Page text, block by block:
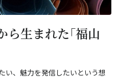
ら生まれた｢福山
、魅力を発信したいという想